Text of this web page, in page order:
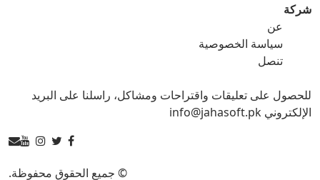
ico ل bmp
ico ل gif ico ل jpg
شركة
عن
سياسة الخصوصية
تنصل
للحصول على تعليقات واقتراحات ومشاكل، راسلنا على البريد
الإلكتروني info@jahasoft.pk
© جميع الحقوق محفوظة.